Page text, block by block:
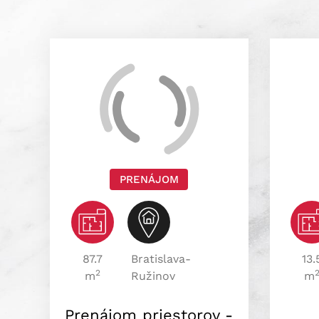
PRENÁJOM
87.7
m2
Bratislava-
Ružinov
Prenájom priestorov -
m